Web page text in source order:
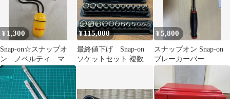
¥ 1,300
Snap-on☆スナップオ
ン ノベルティ マリ
ンカプセル イエロー
¥115,000
最終値下げ Snap-on
ソケットセット 複数セ
¥5,800
スナップオン Snap-on
ブレーカーバー